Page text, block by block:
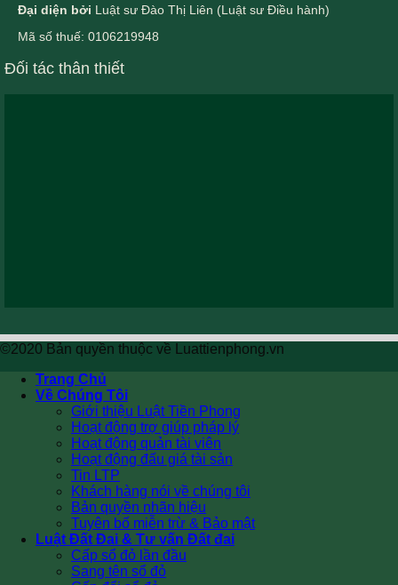
Đại diện bởi Luật sư Đào Thị Liên (Luật sư Điều hành)
Mã số thuế: 0106219948
Đối tác thân thiết
©2020 Bản quyền thuộc về Luattienphong.vn
Trang Chủ
Về Chúng Tôi
Giới thiệu Luật Tiền Phong
Hoạt động trợ giúp pháp lý
Hoạt động quản tài viên
Hoạt động đấu giá tài sản
Tin LTP
Khách hàng nói về chúng tôi
Bản quyền nhãn hiệu
Tuyên bố miễn trừ & Bảo mật
Luật Đất Đai & Tư vấn Đất đai
Cấp sổ đỏ lần đầu
Sang tên sổ đỏ